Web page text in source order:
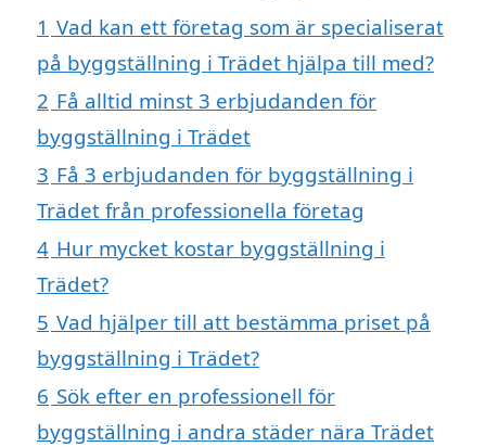
1 Vad kan ett företag som är specialiserat
på byggställning i Trädet hjälpa till med?
2 Få alltid minst 3 erbjudanden för
byggställning i Trädet
3 Få 3 erbjudanden för byggställning i
Trädet från professionella företag
4 Hur mycket kostar byggställning i
Trädet?
5 Vad hjälper till att bestämma priset på
byggställning i Trädet?
6 Sök efter en professionell för
byggställning i andra städer nära Trädet